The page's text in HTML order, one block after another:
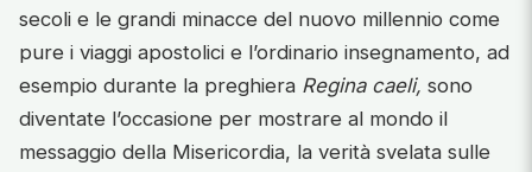
secoli e le grandi minacce del nuovo millennio come
pure i viaggi apostolici e l’ordinario insegnamento, ad
esempio durante la preghiera Regina caeli, sono
diventate l’occasione per mostrare al mondo il
messaggio della Misericordia, la verità svelata sulle